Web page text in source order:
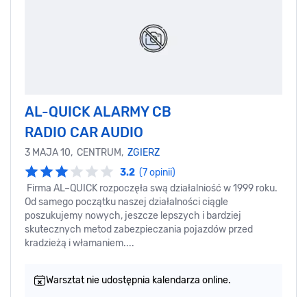
AL-QUICK ALARMY CB
RADIO CAR AUDIO
3 MAJA 10, CENTRUM, ZGIERZ
3.2 (7 opinii)
Firma AL–QUICK rozpoczęła swą działalniość w 1999 roku.
Od samego początku naszej działalności ciągle
poszukujemy nowych, jeszcze lepszych i bardziej
skutecznych metod zabezpieczania pojazdów przed
kradzieżą i włamaniem....
Warsztat nie udostępnia kalendarza online.